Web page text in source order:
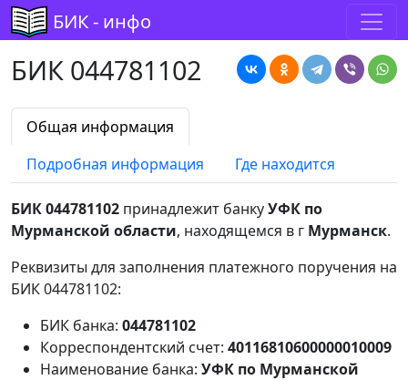
БИК - инфо
БИК 044781102
Общая информация
Подробная информация
Где находится
БИК 044781102 принадлежит банкуУФК по
Мурманской области, находящемся в г Мурманск.
Реквизиты для заполнения платежного поручения на
БИК 044781102:
БИК банка: 044781102
Корреспондентский счет: 40116810600000010009
Наименование банка: УФК по Мурманской